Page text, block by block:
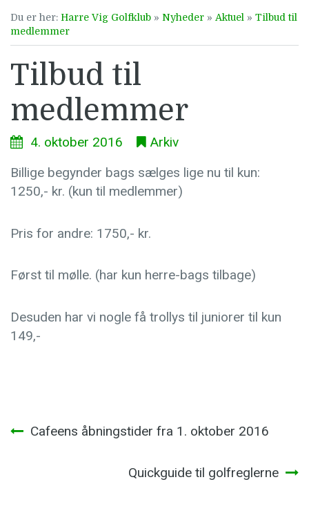
Du er her: Harre Vig Golfklub » Nyheder » Aktuel » Tilbud til
medlemmer
Tilbud til
medlemmer
4. oktober 2016
Arkiv
Billige begynder bags sælges lige nu til kun:
1250,- kr. (kun til medlemmer)
Pris for andre: 1750,- kr.
Først til mølle. (har kun herre-bags tilbage)
Desuden har vi nogle få trollys til juniorer til kun
149,-
Indlægsnavigation
Cafeens åbningstider fra 1. oktober 2016
Quickguide til golfreglerne